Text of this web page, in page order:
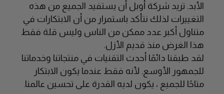
الأبد. تريد شركة أوبل أن يستفيد الجميع من هذه
التغييرات لذلك نتأكد باستمرار من أن الابتكارات في
متناول أكبر عدد ممكن من الناس وليس قلة فقط
هذا الغرض منذ قديم الأزل.
لقد طبقنا دائمًا أحدث التقنيات في منتجاتنا وخدماتنا
للجمهور الأوسع. لأنه فقط عندما يكون الابتكار
متاحًا للجميع ، يكون لديه القدرة على تحسين عالمنا.